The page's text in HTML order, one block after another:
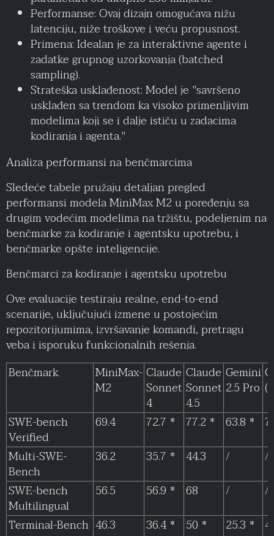
Performanse: Ovaj dizajn omogućava nižu
latenciju, niže troškove i veću propusnost.
Primena: Idealan je za interaktivne agente i
zadatke grupnog uzorkovanja (batched
sampling).
Strateška usklađenost: Model je "savršeno
usklađen sa trendom ka visoko primenljivim
modelima koji se i dalje ističu u zadacima
kodiranja i agenta."
Analiza performansi na benčmarcima
Sledeće tabele pružaju detaljan pregled
performansi modela MiniMax M2 u poređenju sa
drugim vodećim modelima na tržištu, podeljenim na
benčmarke za kodiranje i agentsku upotrebu, i
benčmarke opšte inteligencije.
Benčmarci za kodiranje i agentsku upotrebu
Ove evaluacije testiraju realne, end-to-end
scenarije, uključujući izmene u postojećim
repozitorijumima, izvršavanje komandi, pretragu
veba i isporuku funkcionalnih rešenja.
Benčmark
MiniMax-
M2
Claude
Sonnet
4
Claude
Sonnet
4.5
Gemini
2.5 Pro
SWE-bench
Verified
69.4 72.7 * 77.2 * 63.8 *
Multi-SWE-
Bench
36.2 35.7 * 44.3 /
/
SWE-bench
Multilingual
56.5 56.9 * 68 /
/
Terminal-Bench 46.3 36.4 * 50 * 25.3 *